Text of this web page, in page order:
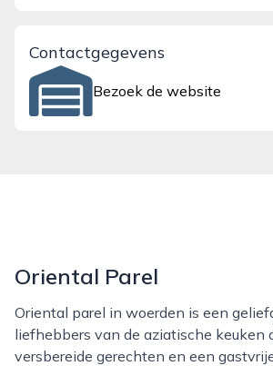
Contactgegevens
Bezoek de website
Oriental Parel
Oriental parel in woerden is een geliefd adres voor
liefhebbers van de aziatische keuken
versbereide gerechten en een